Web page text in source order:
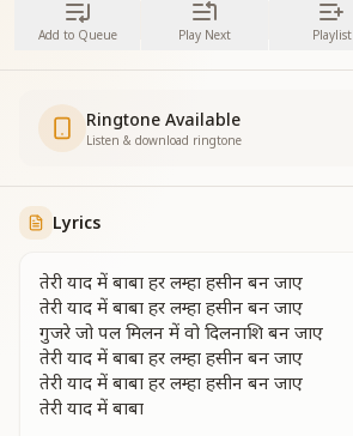
Add to Queue Play Next Playlist
Ringtone Available
Listen & download ringtone
Lyrics
तेरी याद में बाबा हर लम्हा हसीन बन जाए
तेरी याद में बाबा हर लम्हा हसीन बन जाए
गुजरे जो पल मिलन में वो दिलनाशि बन जाए
तेरी याद में बाबा हर लम्हा हसीन बन जाए
तेरी याद में बाबा हर लम्हा हसीन बन जाए
तेरी याद में बाबा